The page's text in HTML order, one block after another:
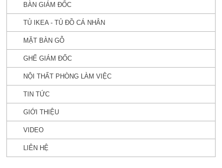
BÀN GIÁM ĐỐC
TỦ IKEA - TỦ ĐỒ CÁ NHÂN
MẶT BÀN GỖ
GHẾ GIÁM ĐỐC
NỘI THẤT PHÒNG LÀM VIỆC
TIN TỨC
GIỚI THIỆU
VIDEO
LIÊN HỆ